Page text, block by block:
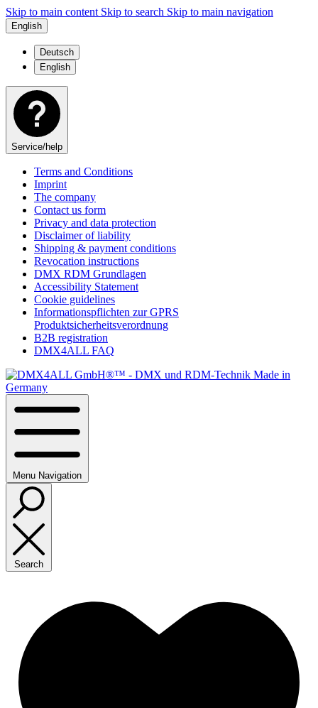
Skip to main content Skip to search Skip to main navigation
English
Deutsch
English
Service/help
Terms and Conditions
Imprint
The company
Contact us form
Privacy and data protection
Disclaimer of liability
Shipping & payment conditions
Revocation instructions
DMX RDM Grundlagen
Accessibility Statement
Cookie guidelines
Informationspflichten zur GPRS
Produktsicherheitsverordnung
B2B registration
DMX4ALL FAQ
Menu Navigation
Search